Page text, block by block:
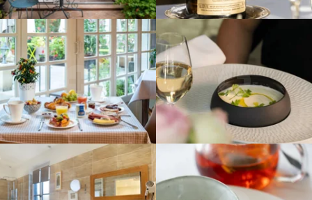
Votre évènement
Type d'évènement
Nombre de participants
Réservation de salle(s) de réunion
Réservation de chambre(s)